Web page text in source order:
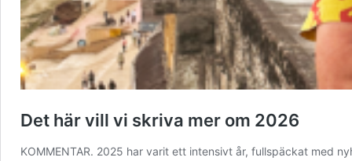
Det här vill vi skriva mer om 2026
KOMMENTAR. 2025 har varit ett intensivt år, fullspäckat med